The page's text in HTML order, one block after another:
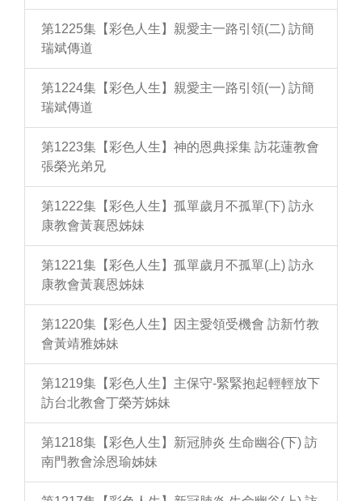
第1225集【彩色人生】親愛主一路引領(二) 訪簡
瑞斌傳道
第1224集【彩色人生】親愛主一路引領(一) 訪簡
瑞斌傳道
第1223集【彩色人生】神的恩典採集 訪花蓮教會
張榮光弟兄
第1222集【彩色人生】孤單歲月不孤單(下) 訪永
康教會黃襄恩姊妹
第1221集【彩色人生】孤單歲月不孤單(上) 訪永
康教會黃襄恩姊妹
第1220集【彩色人生】因主愛領受機會 訪新竹教
會黃靖雅姊妹
第1219集【彩色人生】主保守-緊緊抱起輕輕放下
訪台北教會丁榮芳姊妹
第1218集【彩色人生】新冠肺炎 生命幽谷(下) 訪
南門教會涂恩瑜姊妹